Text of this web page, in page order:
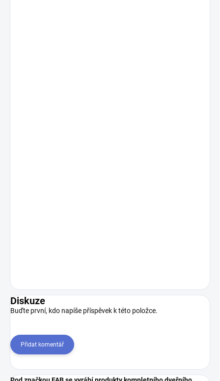
Diskuze
Buďte první, kdo napíše příspěvek k této položce.
Přidat komentář